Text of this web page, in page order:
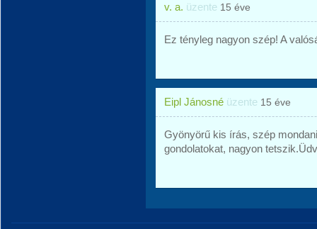
v. a. üzente 15 éve
Ez tényleg nagyon szép! A
Eipl Jánosné üzente 15 éve
Gyönyörű kis írás, szép
gondolatokat, nagyon